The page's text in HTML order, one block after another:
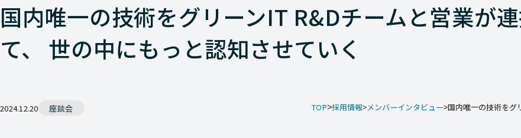
国内唯一の技術をグリーンIT R&Dチームと営業が
て、 世の中にもっと認知させていく
2024.12.20 座談会 TOP 採用情報 メンバーインタビュー 国内唯一の技術をグ